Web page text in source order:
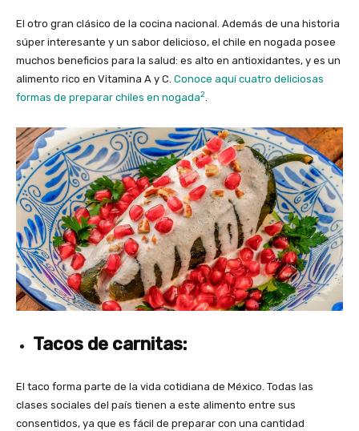
El otro gran clásico de la cocina nacional. Además de una historia
súper interesante y un sabor delicioso, el chile en nogada posee
muchos beneficios para la salud: es alto en antioxidantes, y es un
alimento rico en Vitamina A y C. Conoce aquí cuatro deliciosas
formas de preparar chiles en nogada2
Tacos de carnitas:
El taco forma parte de la vida cotidiana de México. Todas las
clases sociales del país tienen a este alimento entre sus
consentidos, ya que es fácil de preparar con una cantidad